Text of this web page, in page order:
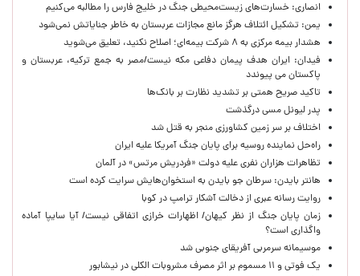
انصاری: خسارت‌های زیست‌محیطی جنگ در خلیج فارس را مطالبه‌ می‌کنیم
یمن: تشکیل ائتلاف هرگز مانع مجازات عربستان به خاطر جنایاتش نمی‌شود
هشدار بیمه مرکزی به ۸ شرکت بیمه‌ای؛ اصلاح نکنید، تعلیق می‌شوید
فیدان: ایران هدف پیمان دفاعی مکه نیست/مصر به جمع ترکیه، عربستان و
پاکستان می پیوندد
تاکید صریح همتی بر تشدید نظارت بر بانک‌ها
پدر لیونل مسی درگذشت
اختلاف بر سر زمین کشاورزی منجر به قتل شد
راه‌حل نماینده روسیه برای پایان جنگ آمریکا علیه ایران
تظاهرات هزاران نفری علیه دولت «فردریش مرتس» در آلمان
هانتر بایدن: سرطان جو بایدن به استخوان‌هایش سرایت کرده است
روایت رسانه عبری از دخالت آشکار ترامپ در کوبا
زمان پایان جنگ از نظر کیهان/ اظهارات خرازی اتفاقی نیست/ آیا سایپا آماده
واگذاری است؟
موسیمانه سرمربی آفریقای جنوبی شد
یک فوتی و ۱۱ مسموم بر اثر مصرف مشروبات الکلی در نیشابور